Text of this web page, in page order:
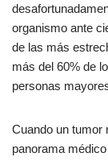
organismo ante
de las más
más del 60% de
personas
Cuando un tumor
panorama